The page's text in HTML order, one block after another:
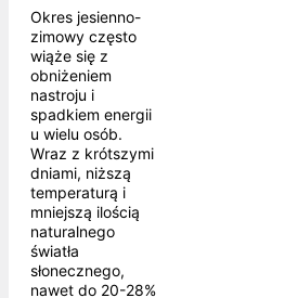
Okres jesienno-
zimowy często
wiąże się z
obniżeniem
nastroju i
spadkiem energii
u wielu osób.
Wraz z krótszymi
dniami, niższą
temperaturą i
mniejszą ilością
naturalnego
światła
słonecznego,
nawet do 20-28%